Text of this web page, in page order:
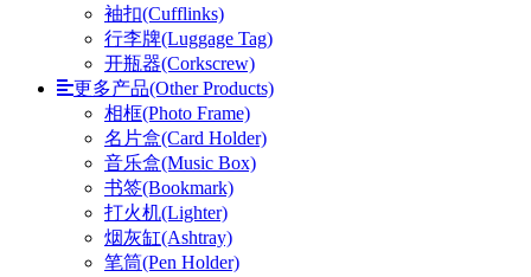
袖扣(Cufflinks)
行李牌(Luggage Tag)
开瓶器(Corkscrew)
更多产品(Other Products)
相框(Photo Frame)
名片盒(Card Holder)
音乐盒(Music Box)
书签(Bookmark)
打火机(Lighter)
烟灰缸(Ashtray)
笔筒(Pen Holder)